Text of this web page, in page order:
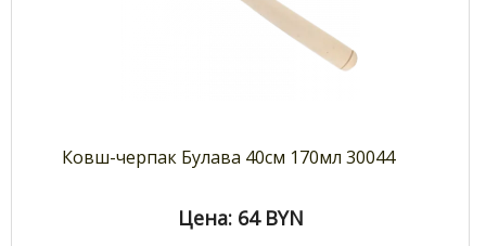
Ковш-черпак Булава 40см 170мл 30044
Цена: 64 BYN